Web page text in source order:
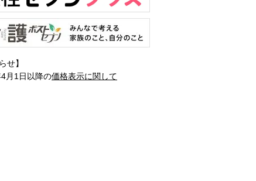
せ】
月1日以降の価格表示に関して